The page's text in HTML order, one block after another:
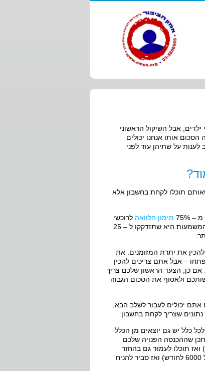
אבל השיקול הראשוני
אותו אנחנו יכולים
על שתיהן עוד לפני
תוכלו לקחת בחשבון אלא
מימון הלוואה לרוכשי
דירה ראשונה, יותר מ – 70% מימון למשפרי דיור ויותר מ – 50% מימון למשקיעים. המשמעות היא שתזדקקו ל – 25
את יתרת המזומנים. את
– אבל אתם צריכים להכין
כן, הצעד הראשון שלכם צריך
ולאסוף את הסכום הגבוה
יכולים לעבור לשלב הבא,
שצריך לקחת בחשבון:
כלל יש גם יוצאים מן הכלל
שההכנסה הפנויה שלכם
וכדו’) ואז תוכלו לעמוד גם בהחזר
חודשי של יותר משליש, ולעומת זאת ייתכן שההכנסה הפנויה שלכם נמוכה מאוד (למשל 6000 לחודש) ואז סביר להניח